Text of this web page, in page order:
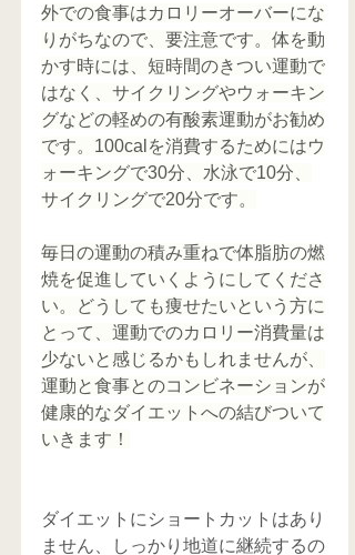
外での食事はカロリーオーバーにな
りがちなので、要注意です。体を動
かす時には、短時間のきつい運動で
はなく、サイクリングやウォーキン
グなどの軽めの有酸素運動がお勧め
です。100calを消費するためにはウ
ォーキングで30分、水泳で10分、
サイクリングで20分です。
毎日の運動の積み重ねで体脂肪の燃
焼を促進していくようにしてくださ
い。どうしても痩せたいという方に
とって、運動でのカロリー消費量は
少ないと感じるかもしれませんが、
運動と食事とのコンビネーションが
健康的なダイエットへの結びついて
いきます！
ダイエットにショートカットはあり
ません、しっかり地道に継続するの